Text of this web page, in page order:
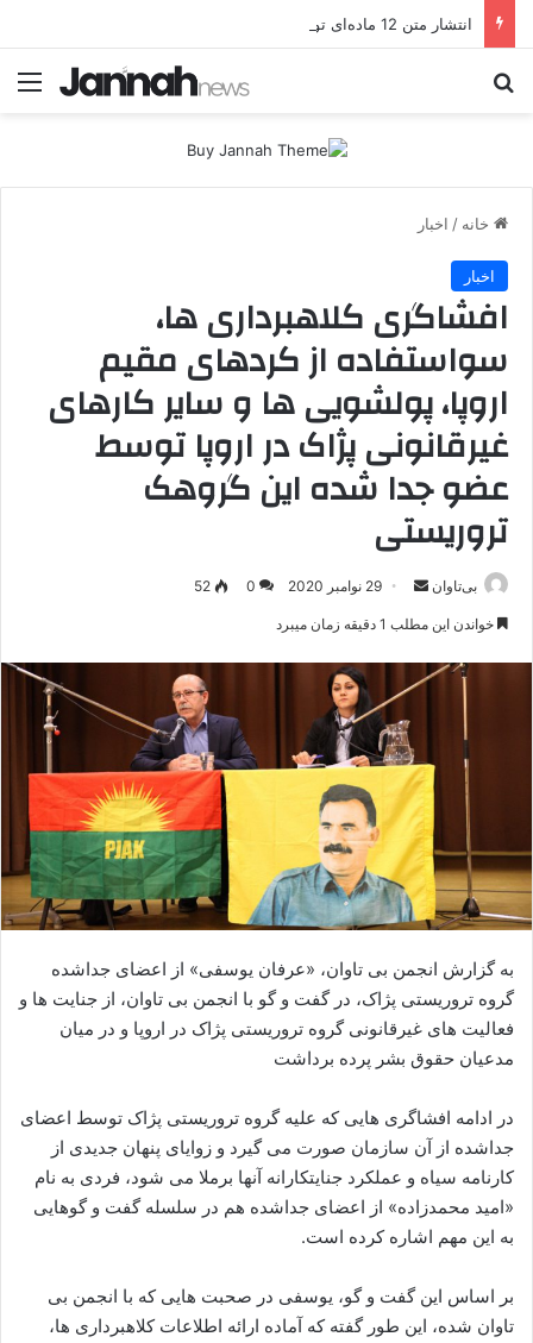
انتشار متن 12 ماده‌ای توافق نهایی بین ترکیه و پ.ک.ک
خانه / اخبار
اخبار
افشاگری کلاهبرداری ها،
سواستفاده از کردهای مقیم
اروپا، پولشویی ها و سایر کارهای
غیرقانونی پژاک در اروپا توسط
عضو جدا شده این گروهک
تروریستی
بی‌تاوان
ر
ل
ی
م
ی
ل
29 نوامبر 2020 0
52
خواندن این مطلب 1 دقیقه زمان میبرد
به گزارش انجمن بی تاوان، «عرفان یوسفی» از اعضای جداشده
گروه تروریستی پژاک، در گفت و گو با انجمن بی تاوان، از جنایت ها و
فعالیت های غیرقانونی گروه تروریستی پژاک در اروپا و در میان
مدعیان حقوق بشر پرده برداشت
در ادامه افشاگری هایی که علیه گروه تروریستی پژاک توسط اعضای
جداشده از آن سازمان صورت می گیرد و زوایای پنهان جدیدی از
کارنامه سیاه و عملکرد جنایتکارانه آنها برملا می شود، فردی به نام
«امید محمدزاده» از اعضای جداشده هم در سلسله گفت و گوهایی
به این مهم اشاره کرده است.
بر اساس این گفت و گو، یوسفی در صحبت هایی که با انجمن بی
تاوان شده، این طور گفته که آماده ارائه اطلاعات کلاهبرداری ها،